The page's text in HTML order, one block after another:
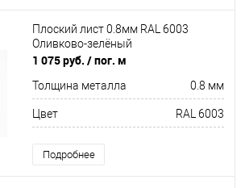
Плоский лист 0.8мм RAL 6003
Оливково-зелёный
1 075 руб. / пог. м
Толщина металла 0.8 мм
Цвет RAL 6003
Подробнее